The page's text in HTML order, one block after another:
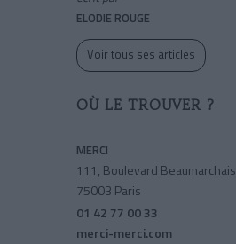
ELODIE ROUGE
Voir tous ses articles
OÙ LE TROUVER ?
MERCI
111, Boulevard Beaumarchais
75003 Paris
01 42 77 00 33
merci-merci.com